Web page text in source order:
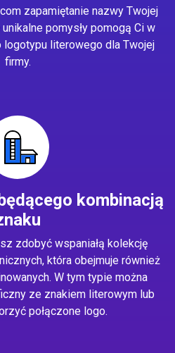
zapamiętanie nazwy Twojej
pomysły pomogą Ci w
logotypu literowego dla Twojej
firmy.
kombinacją
zdobyć wspaniałą kolekcję
która obejmuje również
W tym typie można
ze znakiem literowym lub
połączone logo.